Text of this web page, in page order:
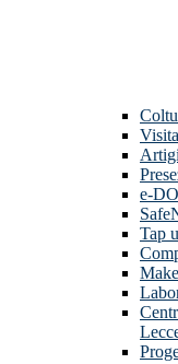
e-
Tap